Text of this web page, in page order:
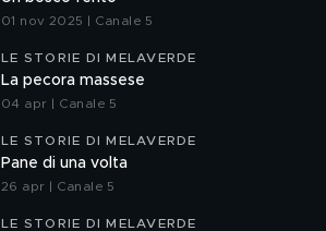
01 nov 2025 | Canale 5
LE STORIE DI MELAVERDE
La pecora massese
04 apr | Canale 5
LE STORIE DI MELAVERDE
Pane di una volta
26 apr | Canale 5
LE STORIE DI MELAVERDE